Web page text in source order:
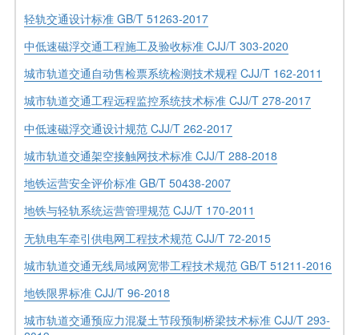
轻轨交通设计标准 GB/T 51263-2017
中低速磁浮交通工程施工及验收标准 CJJ/T 303-2020
城市轨道交通自动售检票系统检测技术规程 CJJ/T 162-2011
城市轨道交通工程远程监控系统技术标准 CJJ/T 278-2017
中低速磁浮交通设计规范 CJJ/T 262-2017
城市轨道交通架空接触网技术标准 CJJ/T 288-2018
地铁运营安全评价标准 GB/T 50438-2007
地铁与轻轨系统运营管理规范 CJJ/T 170-2011
无轨电车牵引供电网工程技术规范 CJJ/T 72-2015
城市轨道交通无线局域网宽带工程技术规范 GB/T 51211-2016
地铁限界标准 CJJ/T 96-2018
城市轨道交通预应力混凝土节段预制桥梁技术标准 CJJ/T 293-